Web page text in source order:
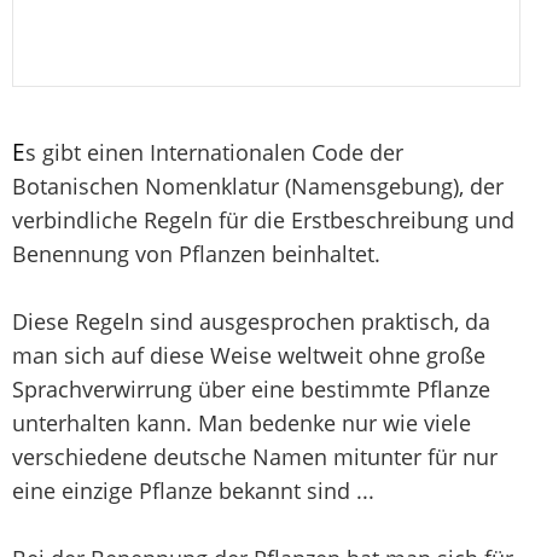
Es gibt einen Internationalen Code der
Botanischen Nomenklatur (Namensgebung), der
verbindliche Regeln für die Erstbeschreibung und
Benennung von Pflanzen beinhaltet.
Diese Regeln sind ausgesprochen praktisch, da
man sich auf diese Weise weltweit ohne große
Sprachverwirrung über eine bestimmte Pflanze
unterhalten kann. Man bedenke nur wie viele
verschiedene deutsche Namen mitunter für nur
eine einzige Pflanze bekannt sind ...